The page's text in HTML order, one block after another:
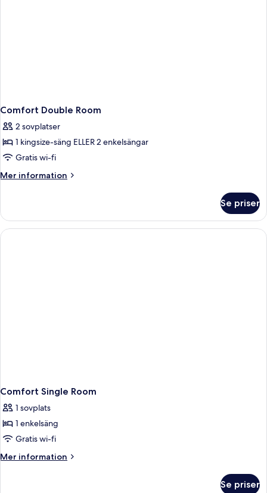
Comfort Double Room
2 sovplatser
1 kingsize-säng ELLER 2 enkelsängar
Gratis wi-fi
Mer information
Mer
Double
Room
Se priser
Comfort Single Room
1 sovplats
1 enkelsäng
Gratis wi-fi
Mer information
Mer
Se priser